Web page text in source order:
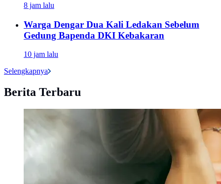
8 jam lalu
Warga Dengar Dua Kali Ledakan Sebelum
Gedung Bapenda DKI Kebakaran
10 jam lalu
Selengkapnya
Berita Terbaru